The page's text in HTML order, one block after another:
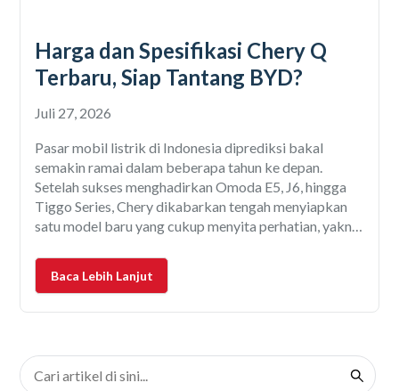
Harga dan Spesifikasi Chery Q
Terbaru, Siap Tantang BYD?
Juli 27, 2026
Pasar mobil listrik di Indonesia diprediksi bakal
semakin ramai dalam beberapa tahun ke depan.
Setelah sukses menghadirkan Omoda E5, J6, hingga
Tiggo Series, Chery dikabarkan tengah menyiapkan
satu model baru yang cukup menyita perhatian, yakni
secara resmi untuk pasar Indonesia, nama Chery Q
sudah mulai ramai diperbincangkan
Baca Lebih Lanjut